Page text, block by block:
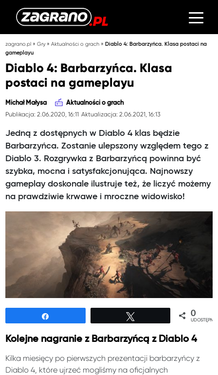
zagrano.pl »Gry»Aktualności o grach »Diablo 4: Barbarzyńca. Klasa postaci na
gameplayu
Diablo 4: Barbarzyńca. Klasa
postaci na gameplayu
Michał Małysa Aktualności o grach
Publikacja: 2.06.2020, 16:11 Aktualizacja: 2.06.2021, 16:13
Jedną z dostępnych w Diablo 4 klas będzie
Barbarzyńca. Zostanie ulepszony względem tego z
Diablo 3. Rozgrywka z Barbarzyńcą powinna być
szybka, mocna i satysfakcjonująca. Najnowszy
gameplay doskonale ilustruje też, że liczyć możemy
na prawdziwie krwawe i mroczne widowisko!
0
Kolejne nagranie z Barbarzyńcą z Diablo 4
Kilka miesięcy po pierwszych prezentacji barbarzyńcy z
Diablo 4, które ujrzeć mogliśmy na oficjalnych